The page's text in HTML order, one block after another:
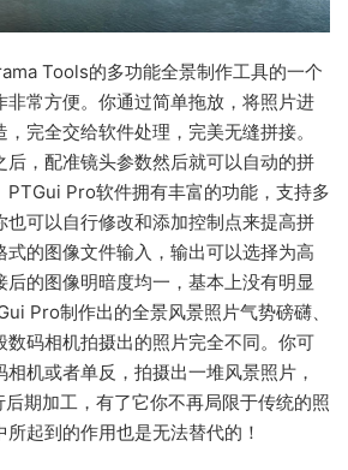
Tools的多功能全景制作工具的一个
非常方便。你通过简单拖放，将照片进
完全交给软件处理，完美无缝拼接。
后，配准镜头参数然后就可以自动的拼
PTGui Pro软件拥有丰富的功能，支持多
也可以自行修改和添加控制点来提高拼
式的图像文件输入，输出可以选择为高
的图像明暗度均一，基本上没有明显
Pro制作出的全景风景照片气势磅礴、
数码相机拍摄出的照片完全不同。你可
机或者单反，拍摄出一堆风景照片，
期加工，有了它你不再局限于传统的照
起到的作用也是无法替代的！